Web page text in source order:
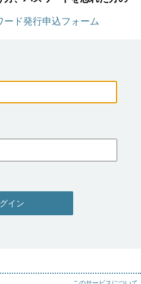
ード発行申込フォーム
イン